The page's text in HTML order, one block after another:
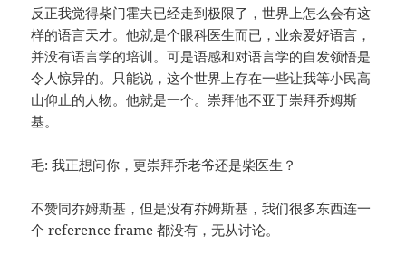
反正我觉得柴门霍夫已经走到极限了，世界上怎么会有这
样的语言天才。他就是个眼科医生而已，业余爱好语言，
并没有语言学的培训。可是语感和对语言学的自发领悟是
令人惊异的。只能说，这个世界上存在一些让我等小民高
山仰止的人物。他就是一个。崇拜他不亚于崇拜乔姆斯
基。
毛: 我正想问你，更崇拜乔老爷还是柴医生？
不赞同乔姆斯基，但是没有乔姆斯基，我们很多东西连一
个 reference frame 都没有，无从讨论。